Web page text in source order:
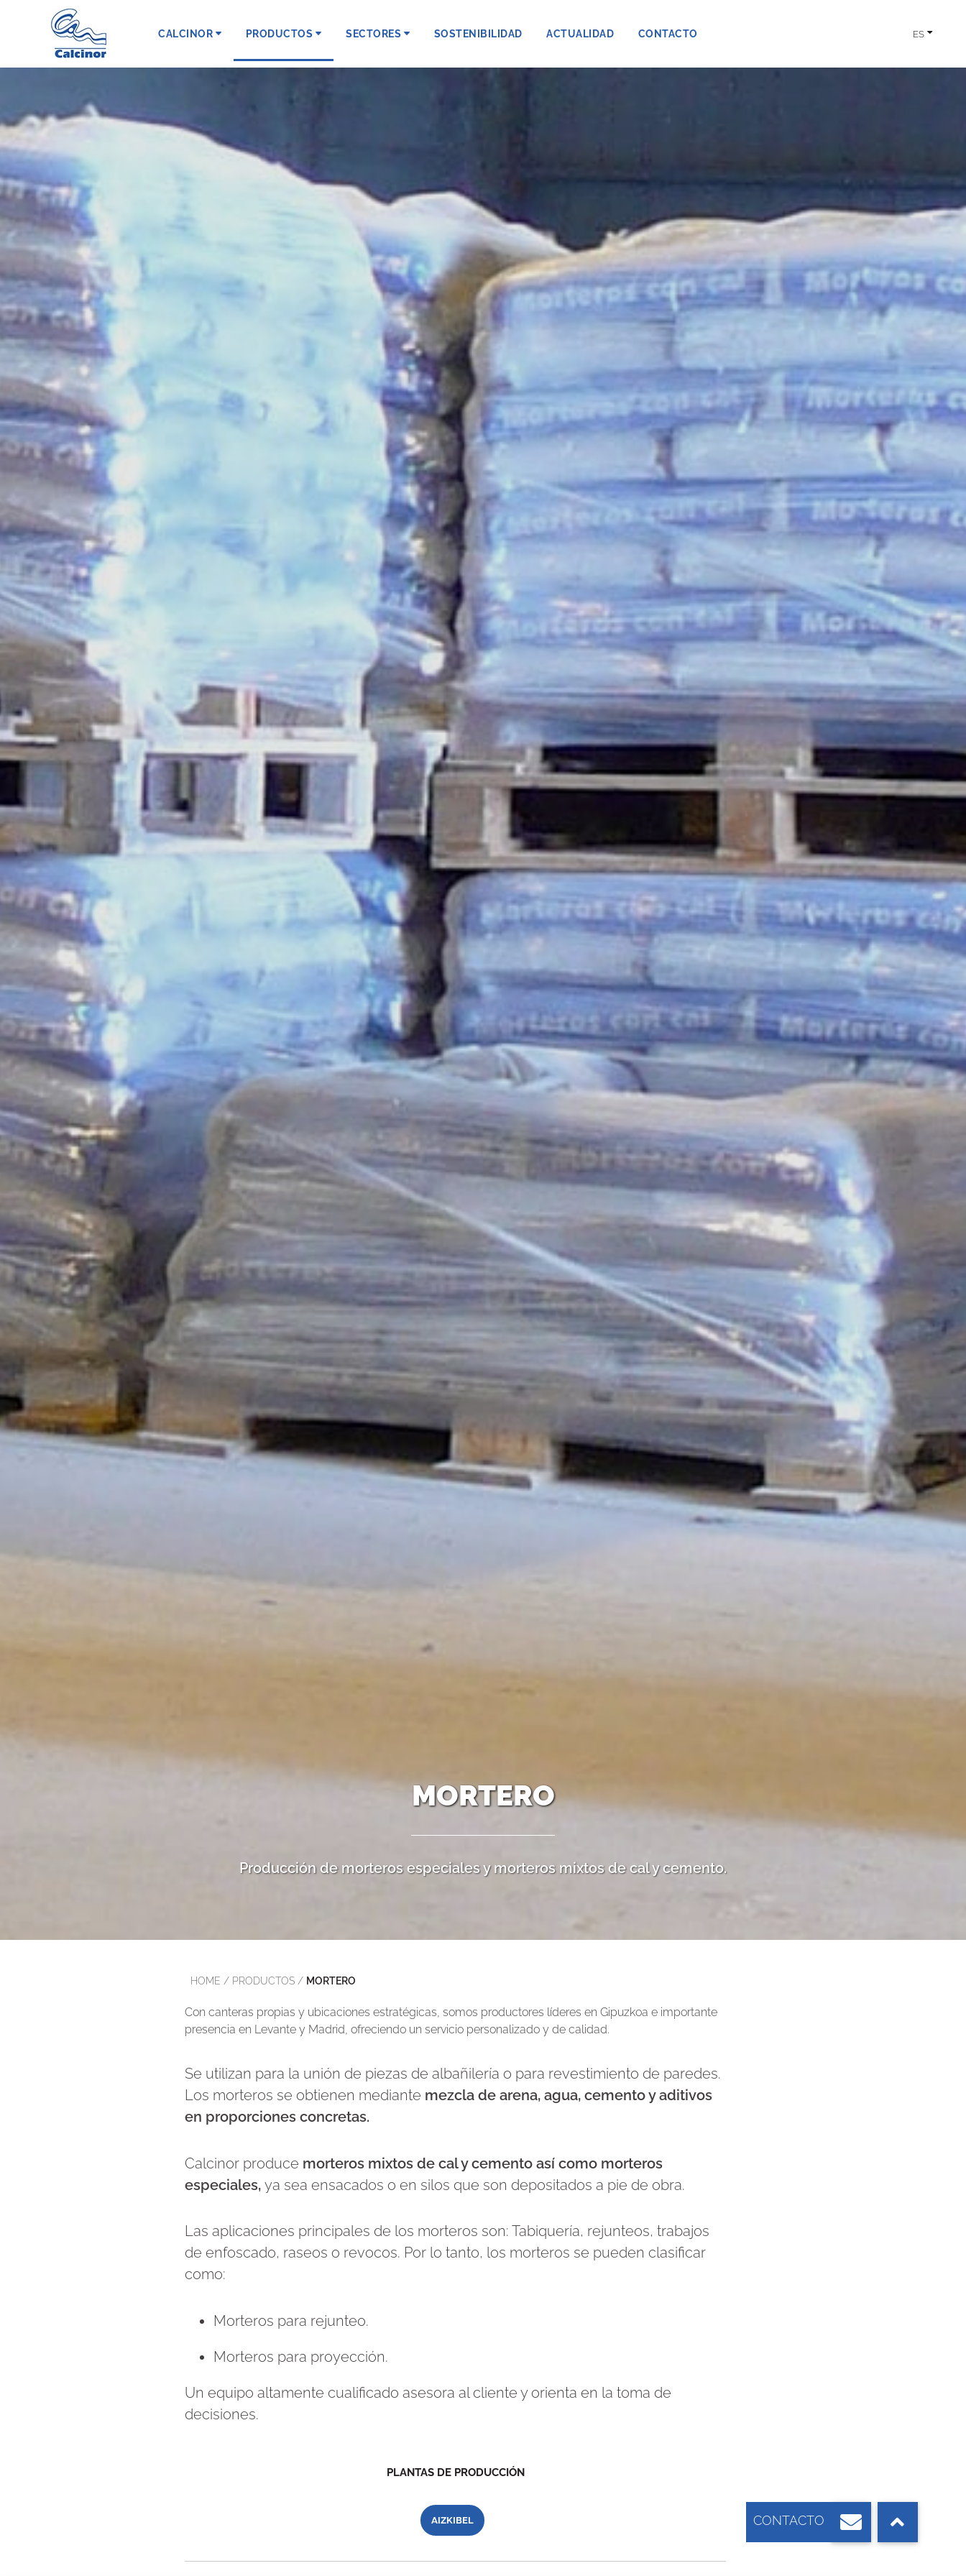
CALCINOR PRODUCTOS SECTORES SOSTENIBILIDAD ACTUALIDAD CONTACTO ES
MORTERO
Producción de morteros especiales y morteros mixtos de cal y cemento.
HOME / PRODUCTOS/ MORTERO
Con canteras propias y ubicaciones estratégicas, somos productores líderes en Gipuzkoa e importante
presencia en Levante y Madrid, ofreciendo un servicio personalizado y de calidad.
Se utilizan para la unión de piezas de albañilería o para revestimiento de paredes.
Los morteros se obtienen mediante mezcla de arena, agua, cemento y aditivos
en proporciones concretas.
Calcinor produce morteros mixtos de cal y cemento así como morteros
especiales, ya sea ensacados o en silos que son depositados a pie de obra.
Las aplicaciones principales de los morteros son: Tabiquería, rejunteos, trabajos
de enfoscado, raseos o revocos. Por lo tanto, los morteros se pueden clasificar
como:
Morteros para rejunteo.
Morteros para proyección.
Un equipo altamente cualificado asesora al cliente y orienta en la toma de
decisiones.
PLANTAS DE PRODUCCIÓN
AIZKIBEL